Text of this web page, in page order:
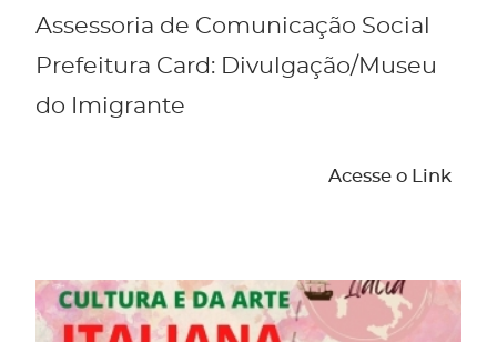
Assessoria de Comunicação Social
Prefeitura Card: Divulgação/Museu
do Imigrante
Acesse o Link